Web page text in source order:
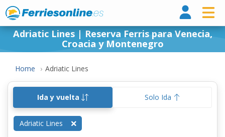
Adriatic Lines | Reserva Ferris para Venecia,
Croacia y Montenegro
Home Adriatic Lines
Ida y vuelta Solo Ida
Adriatic Lines